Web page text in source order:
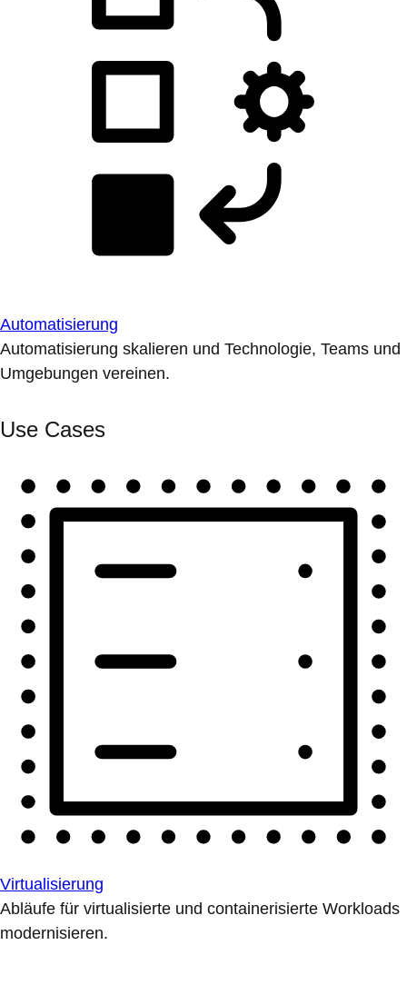
Automatisierung
Automatisierung skalieren und Technologie, Teams und
Umgebungen vereinen.
Use Cases
Virtualisierung
Abläufe für virtualisierte und containerisierte Workloads
modernisieren.